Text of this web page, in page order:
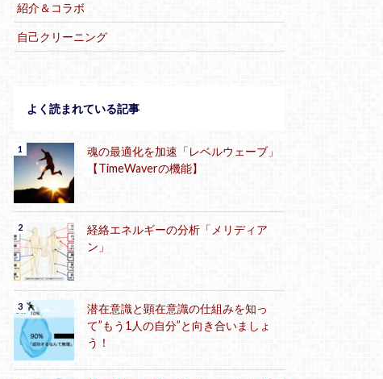
紹介＆コラボ
自己クリーニング
よく読まれている記事
魂の最適化を加速「レベルウェーブ」
【TimeWaverの機能】
経絡エネルギーの分析「メリディア
ン」
潜在意識と顕在意識の仕組みを知っ
て”もう1人の自分”と向き合いましょ
う！